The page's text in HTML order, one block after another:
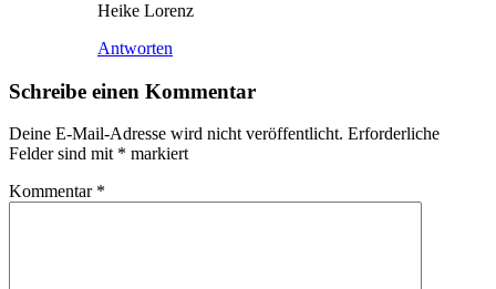
Heike Lorenz
Antworten
Schreibe einen Kommentar
Deine E-Mail-Adresse wird nicht veröffentlicht. Erforderliche
Felder sind mit * markiert
Kommentar *